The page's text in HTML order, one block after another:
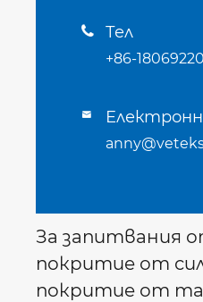
 Тел
+86-

За запитвания
покритие от
покритие от